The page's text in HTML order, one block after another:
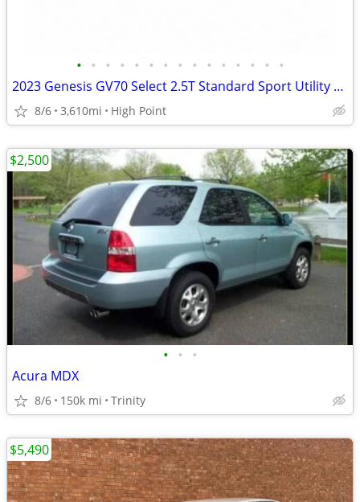
• • • • • • • • • • • • • • •
2023 Genesis GV70 Select 2.5T Standard Sport Utility 4D
8/6 3,610mi High Point
• • •
Acura MDX
8/6 150k mi Trinity
$2,500
$5,490